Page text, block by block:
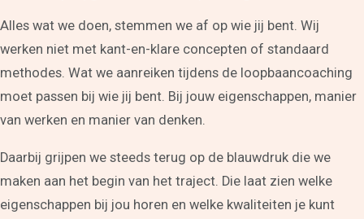
Alles wat we doen, stemmen we af op wie jij bent. Wij
werken niet met kant-en-klare concepten of standaard
methodes. Wat we aanreiken tijdens de loopbaancoaching
moet passen bij wie jij bent. Bij jouw eigenschappen, manier
van werken en manier van denken.
Daarbij grijpen we steeds terug op de blauwdruk die we
maken aan het begin van het traject. Die laat zien welke
eigenschappen bij jou horen en welke kwaliteiten je kunt